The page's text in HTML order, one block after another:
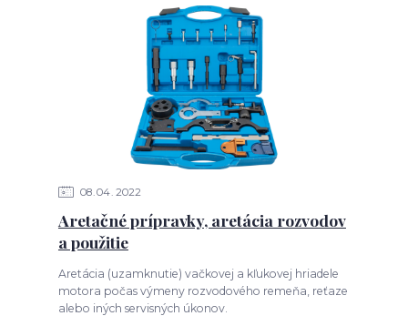
08 04 2022
Aretačné prípravky, aretácia rozvodov
a použitie
Aretácia (uzamknutie) vačkovej a kľukovej hriadele
motora počas výmeny rozvodového remeňa, reťaze
alebo iných servisných úkonov.